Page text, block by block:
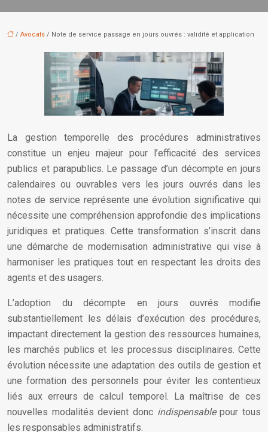
/ Avocats / Note de service passage en jours ouvrés : validité et application
La gestion temporelle des procédures administratives
constitue un enjeu majeur pour l’efficacité des services
publics et parapublics. Le passage d’un décompte en jours
calendaires ou ouvrables vers les jours ouvrés dans les
notes de service représente une évolution significative qui
nécessite une compréhension approfondie des implications
juridiques et pratiques. Cette transformation s’inscrit dans
une démarche de modernisation administrative qui vise à
harmoniser les pratiques tout en respectant les droits des
agents et des usagers.
L’adoption du décompte en jours ouvrés modifie
substantiellement les délais d’exécution des procédures,
impactant directement la gestion des ressources humaines,
les marchés publics et les processus disciplinaires. Cette
évolution nécessite une adaptation des outils de gestion et
une formation des personnels pour éviter les contentieux
liés aux erreurs de calcul temporel. La maîtrise de ces
nouvelles modalités devient donc indispensablepour tous
les responsables administratifs.